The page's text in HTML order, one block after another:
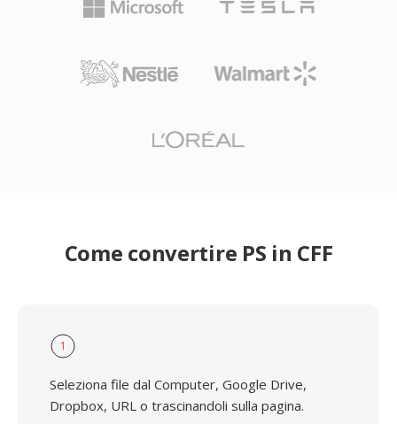
Come convertire PS in CFF
1
Seleziona file dal Computer, Google Drive,
Dropbox, URL o trascinandoli sulla pagina.